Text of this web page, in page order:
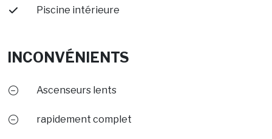
Piscine intérieure
INCONVÉNIENTS
Ascenseurs lents
rapidement complet